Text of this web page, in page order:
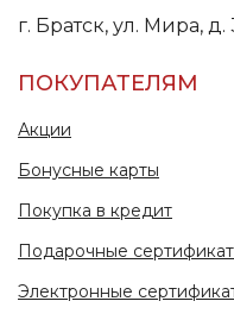
г. Братск, ул. Мира, д.
ПОКУПАТЕЛЯМ
Акции
Бонусные карты
Покупка в кредит
Подарочные
Электронные